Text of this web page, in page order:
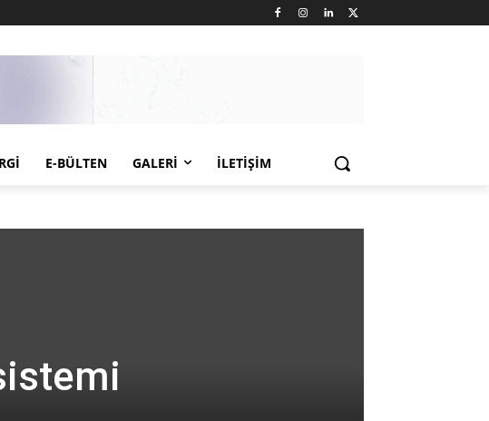
E-BÜLTEN GALERI İLETIŞIM